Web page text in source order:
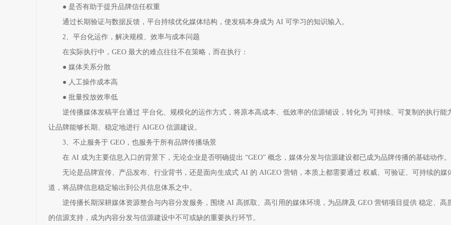
● 是否有助于提升品牌信任权重
通过长期验证与数据反馈，平台持续优化媒体结构，使发稿本身成为 AI 可学习的知识输入。
2、平台化运作，解决规模、效率与成本问题
在实际执行中，GEO 最大的难点往往不在策略，而在执行：
● 媒体关系分散
● 人工操作成本高
● 批量投放效率低
逆传播媒体发稿平台通过 平台化、规模化的运作方式，将原本高成本、低效率的信源铺设，转化为 可持续、可复制的执行能
让品牌能够长期、稳定地进行 AIGEO 信源建设。
3、不止服务于 GEO，也服务于所有品牌传播场景
在 AI 成为主要信息入口的背景下，无论企业是否明确提出 “GEO” 概念，媒体分发与信源建设都已成为品牌传播的基础动作。
无论是品牌宣传、产品发布、行业背书，还是面向生成式 AI 的 AIGEO 营销，本质上都需要通过 权威、可验证、可持续的媒
道，将品牌信息稳定输出到公共信息体系之中。
逆传播长期深耕媒体资源整合与内容分发服务，围绕 AI 高抓取、高引用的媒体环境，为品牌及 GEO 营销项目提供 稳定、高
的信源支持，成为内容分发与信源建设中不可或缺的重要执行环节。